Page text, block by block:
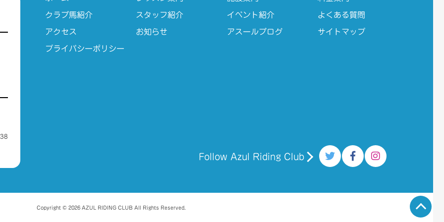
クラブ馬紹介 スタッフ紹介 イベント紹介 よくある質問
アクセス お知らせ アスールブログ サイトマップ
プライバシーポリシー
Follow Azul Riding Club
Copyright © 2026 AZUL RIDING CLUB All Rights Reserved.